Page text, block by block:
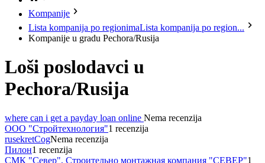
Kompanije
Lista kompanija po regionimaLista kompanija po region...
Kompanije u gradu Pechora/Rusija
Loši poslodavci u
Pechora/Rusija
where can i get a payday loan online Nema recenzija
ООО "Стройтехнология"1 recenzija
rusekretCogNema recenzija
Пилон1 recenzija
СМК "Север", Строительно монтажная компания "СЕВЕР"1